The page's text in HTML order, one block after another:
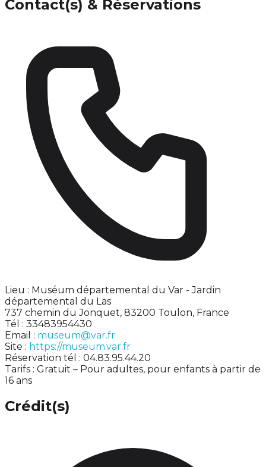
Contact(s) & Réservations
Lieu : Muséum départemental du Var - Jardin
départemental du Las
737 chemin du Jonquet, 83200 Toulon, France
Tél : 33483954430
Email : museum@var.fr
Site : https://museum.var.fr
Réservation tél : 04.83.95.44.20
Tarifs : Gratuit – Pour adultes, pour enfants à partir de
16 ans
Crédit(s)